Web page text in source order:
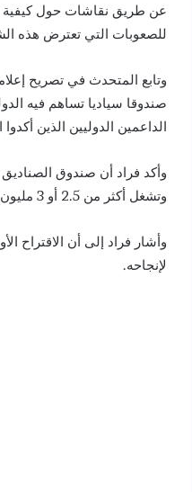
عن طريق نقاشات حول كيفية
للصعوبات التي تعترض هذه
وتابع المتحدث في تصريح
صندوقا سياديا تساهم فيه
الداعمين الدوليين الذين
وتشغل أكثر من 2.5 أو 3 مليون عامل وهو قطاع حيوي وهام ولابد من وجود اليات خاصة به، وفق قوله.
وأشار فراد إلى أن
لإنجاحه.